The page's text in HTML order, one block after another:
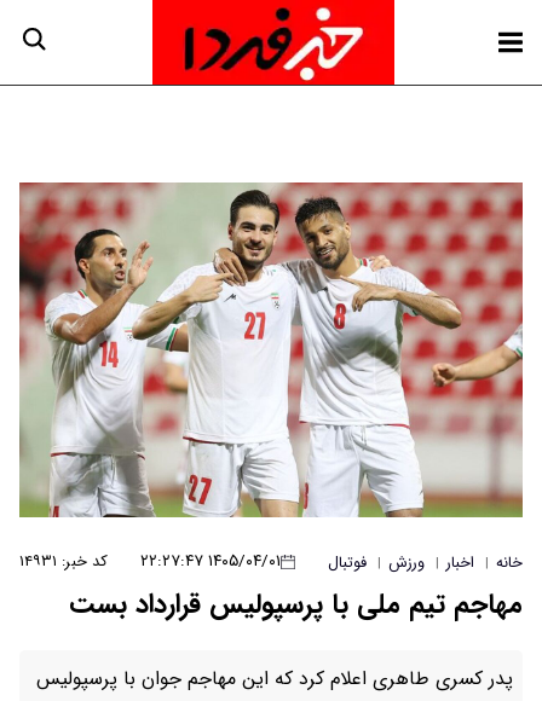
خانه | اخبار | ورزش | فوتبال ۱۴۰۵/۰۴/۰۱ ۲۲:۲۷:۴۷ کد خبر: ۱۴۹۳۱
مهاجم تیم ملی با پرسپولیس قرارداد بست
پدر کسری طاهری اعلام کرد که این مهاجم جوان با پرسپولیس